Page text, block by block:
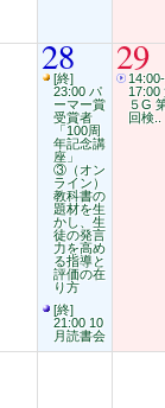
28
[終]
23:00 パ
ーマー賞
受賞者
「100周
年記念講
座」
③（オン
ライン）
教科書の
題材を生
かし、生
徒の発言
力を高め
る指導と
評価の在
り方
[終]
21:00 10
月読書会
29
14:00-
17:00
５G
回検..